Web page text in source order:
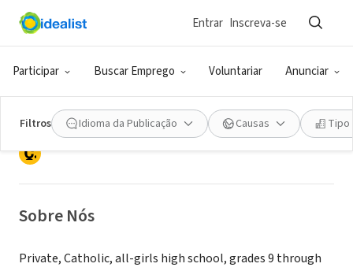
Participar Buscar Emprego Voluntariar Anunciar
Entrar Inscreva-se
Filtros Idioma da Publicação Causas Tipo
ONG (SETOR SOCIAL)
Mount Saint Mary Academy in
Watchung, NJ
Watchung, NJ|mountsaintmary.org
Sobre Nós
Private, Catholic, all-girls high school, grades 9 through